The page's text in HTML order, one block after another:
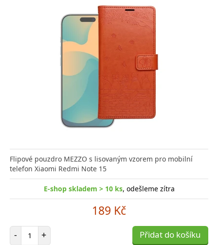
Flipové pouzdro MEZZO s lisovaným vzorem pro mobilní
telefon Xiaomi Redmi Note 15
E-shop skladem > 10 ks, odešleme zítra
189 Kč
- Počet položek
+ Přidat do košíku